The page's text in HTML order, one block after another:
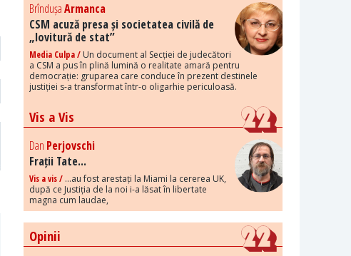
BrîndușaArmanca
CSM acuză presa și societatea civilă de
„lovitură de stat”
Media Culpa / Un document al Secției de judecători
a CSM a pus în plină lumină o realitate amară pentru
democrație: gruparea care conduce în prezent destinele
justiției s-a transformat într-o oligarhie periculoasă.
Vis a Vis
Dan Perjovschi
Frații Tate...
Vis a vis / ...au fost arestați la Miami la cererea UK,
după ce Justiția de la noi i-a lăsat în libertate
magna cum laudae,
Opinii